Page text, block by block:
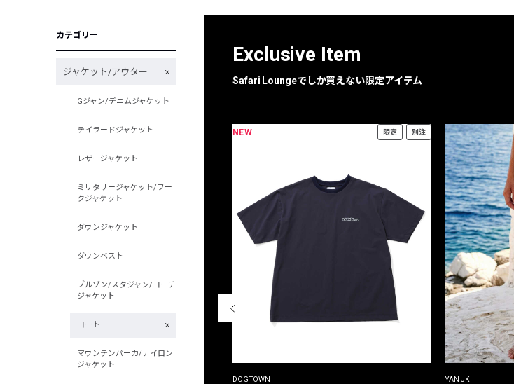
フォーカスブランド
カテゴリー
ジャケット/アウター
Gジャン/デニムジャケット
テイラードジャケット
レザージャケット
ミリタリージャケット/ワー
クジャケット
ダウンジャケット
ダウンベスト
ブルゾン/スタジャン/コーチ
ジャケット
コート
マウンテンパーカ/ナイロン
ジャケット
Exclusive Item
Safari Loungeでしか買えない限定アイテム
NEW 限定 別注
DOGTOWN YANUK